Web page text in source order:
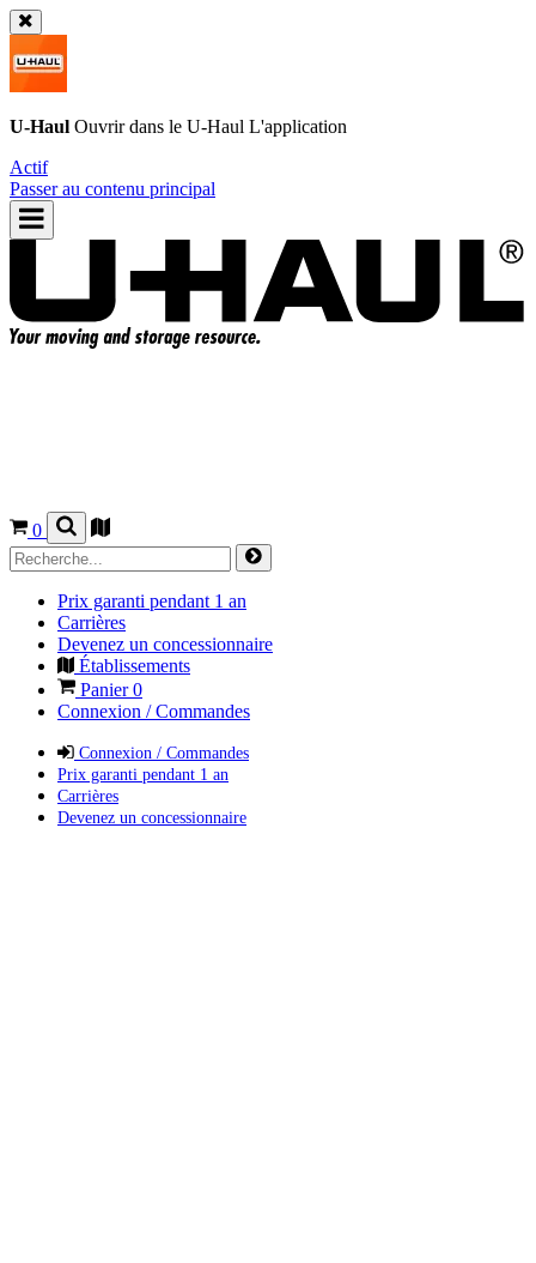
U-Haul Ouvrir dans le U-Haul L'application
Actif
Passer au contenu principal
0
Prix garanti pendant 1 an
Carrières
Devenez un concessionnaire
Établissements
Panier0
Connexion / Commandes
Connexion / Commandes
Prix garanti pendant 1 an
Carrières
Devenez un concessionnaire